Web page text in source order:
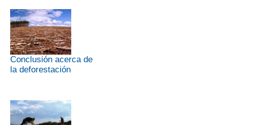
Conclusión acerca de
la deforestación